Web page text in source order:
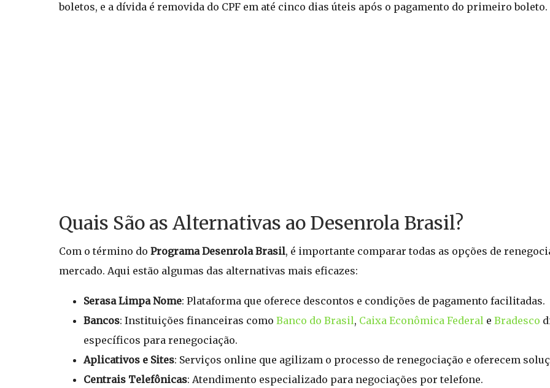
boletos, e a dívida é removida do CPF em até cinco dias úteis após o pagamento do primeiro boleto.
Quais São as Alternativas ao Desenrola Brasil?
Com o término do Programa Desenrola Brasil, é importante comparar todas as opções de
mercado. Aqui estão algumas das alternativas mais eficazes:
Serasa Limpa Nome: Plataforma que oferece descontos e condições de pagamento facilitadas.
Bancos: Instituições financeiras como Banco do Brasil, Caixa Econômica Federal e Bradesco
específicos para renegociação.
Aplicativos e Sites: Serviços online que agilizam o processo de renegociação e oferecem
Centrais Telefônicas: Atendimento especializado para negociações por telefone.